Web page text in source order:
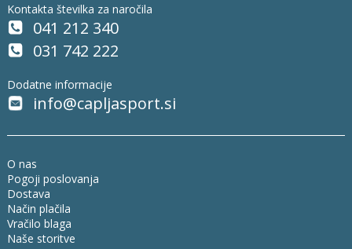
Kontakta številka za naročila
041 212 340
031 742 222
Dodatne informacije
info@capljasport.si
O nas
Pogoji poslovanja
Dostava
Način plačila
Vračilo blaga
Naše storitve